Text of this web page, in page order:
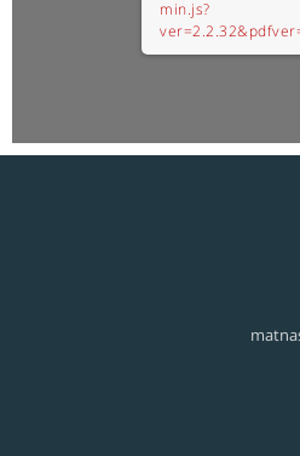
min.js?